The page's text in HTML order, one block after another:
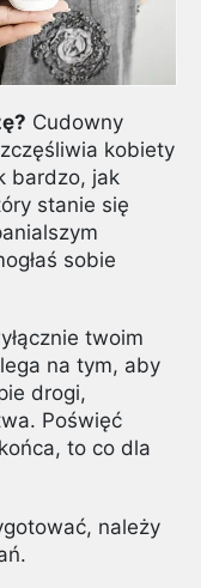
Cudowny
kobiety
bardzo, jak
stanie się
sobie
twoim
na tym, aby
drogi,
Poświęć
to co dla
należy